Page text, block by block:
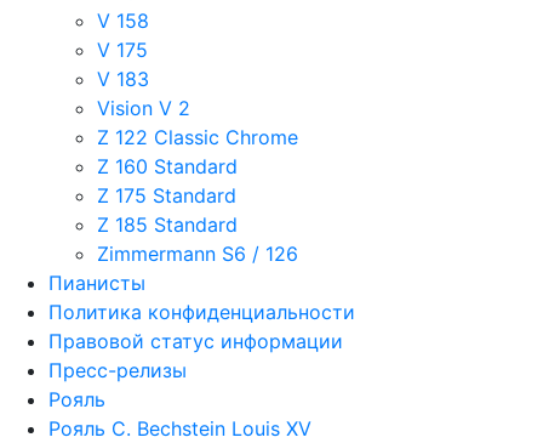
V 158
V 175
V 183
Vision V 2
Z 122 Classic Chrome
Z 160 Standard
Z 175 Standard
Z 185 Standard
Zimmermann S6 / 126
Пианисты
Политика конфиденциальности
Правовой статус информации
Пресс-релизы
Рояль
Рояль C. Bechstein Louis XV